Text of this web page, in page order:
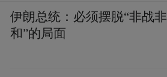
伊朗总统：必须摆脱“非战非
和”的局面